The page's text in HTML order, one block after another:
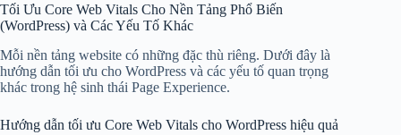
Tối Ưu Core Web Vitals Cho Nền Tảng Phổ Biến
(WordPress) và Các Yếu Tố Khác
Mỗi nền tảng website có những đặc thù riêng. Dưới đây là
hướng dẫn tối ưu cho WordPress và các yếu tố quan trọng
khác trong hệ sinh thái Page Experience.
Hướng dẫn tối ưu Core Web Vitals cho WordPress hiệu quả